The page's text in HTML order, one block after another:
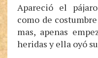
Apareció el
como de
mas, apenas
heridas y ella oyó